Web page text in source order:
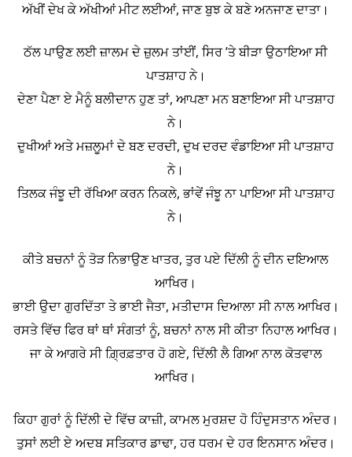
ਅੱਖੀਂ ਦੇਖ ਕੇ ਅੱਖੀਆਂ ਮੀਟ ਲਈਆਂ, ਜਾਣ ਬੁਝ ਕੇ ਬਣੇ ਅਨਜਾਣ ਦਾਤਾ।
ਠੱਲ ਪਾਉਣ ਲਈ ਜ਼ਾਲਮ ਦੇ ਜ਼ੁਲਮ ਤਾਂਈਂ, ਸਿਰ ’ਤੇ ਬੀੜਾ ਉਠਾਇਆ ਸੀ
ਪਾਤਸ਼ਾਹ ਨੇ।
ਦੇਣਾ ਪੈਣਾ ਏ ਮੈਨੂੰ ਬਲੀਦਾਨ ਹੁਣ ਤਾਂ, ਆਪਣਾ ਮਨ ਬਣਾਇਆ ਸੀ ਪਾਤਸ਼ਾਹ
ਨੇ।
ਦੁਖੀਆਂ ਅਤੇ ਮਜ਼ਲੂਮਾਂ ਦੇ ਬਣ ਦਰਦੀ, ਦੁਖ ਦਰਦ ਵੰਡਾਇਆ ਸੀ ਪਾਤਸ਼ਾਹ
ਨੇ।
ਤਿਲਕ ਜੰਝੂ ਦੀ ਰੱਖਿਆ ਕਰਨ ਨਿਕਲੇ, ਭਾਂਵੇਂ ਜੰਝੂ ਨਾ ਪਾਇਆ ਸੀ ਪਾਤਸ਼ਾਹ
ਨੇ।
ਕੀਤੇ ਬਚਨਾਂ ਨੂੰ ਤੋੜ ਨਿਭਾਉਣ ਖਾਤਰ, ਤੁਰ ਪਏ ਦਿੱਲੀ ਨੂੰ ਦੀਨ ਦਇਆਲ
ਆਖਿਰ।
ਭਾਈ ਉਦਾ ਗੁਰਦਿੱਤਾ ਤੇ ਭਾਈ ਜੈਤਾ, ਮਤੀਦਾਸ ਦਿਆਲਾ ਸੀ ਨਾਲ ਆਖਿਰ।
ਰਸਤੇ ਵਿੱਚ ਫਿਰ ਥਾਂ ਥਾਂ ਸੰਗਤਾਂ ਨੂੰ, ਬਚਨਾਂ ਨਾਲ ਸੀ ਕੀਤਾ ਨਿਹਾਲ ਆਖਿਰ।
ਜਾ ਕੇ ਆਗਰੇ ਸੀ ਗ਼੍ਰਿਫ਼ਤਾਰ ਹੋ ਗਏ, ਦਿੱਲੀ ਲੈ ਗਿਆ ਨਾਲ ਕੋਤਵਾਲ
ਆਖਿਰ।
ਕਿਹਾ ਗੁਰਾਂ ਨੂੰ ਦਿੱਲੀ ਦੇ ਵਿੱਚ ਕਾਜ਼ੀ, ਕਾਮਲ ਮੁਰਸ਼ਦ ਹੋ ਹਿੰਦੁਸਤਾਨ ਅੰਦਰ।
ਤੁਸਾਂ ਲਈ ਏ ਅਦਬ ਸਤਿਕਾਰ ਡਾਢਾ, ਹਰ ਧਰਮ ਦੇ ਹਰ ਇਨਸਾਨ ਅੰਦਰ।